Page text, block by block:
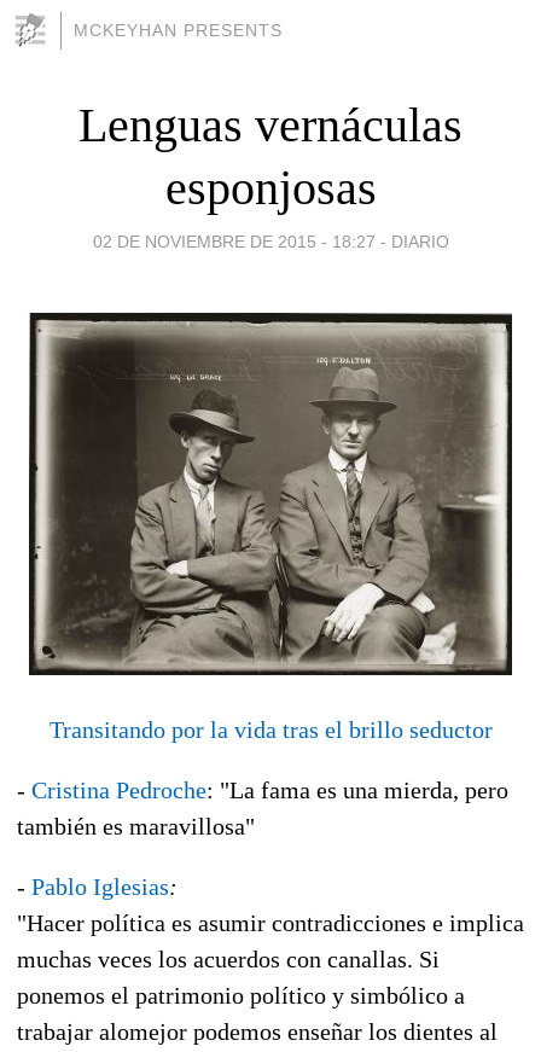
MCKEYHAN PRESENTS
Lenguas vernáculas
esponjosas
02 DE NOVIEMBRE DE 2015 - 18:27 - DIARIO
Transitando por la vida tras el brillo seductor
- Cristina Pedroche: "La fama es una mierda, pero
también es maravillosa"
- Pablo Iglesias:
"Hacer política es asumir contradicciones e implica
muchas veces los acuerdos con canallas. Si
ponemos el patrimonio político y simbólico a
trabajar alomejor podemos enseñar los dientes al